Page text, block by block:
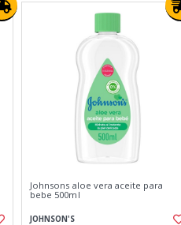
Johnsons aloe vera aceite para
bebe 500ml
JOHNSON'S